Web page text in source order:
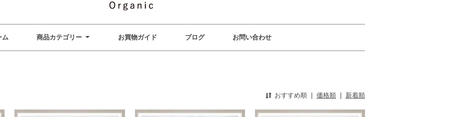
ム 商品カテゴリー お買物ガイド ブログ お問い合わせ
おすすめ順 | 価格順 | 新着順